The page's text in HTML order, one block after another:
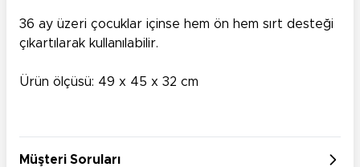
36 ay üzeri çocuklar içinse hem ön hem sırt desteği
çıkartılarak kullanılabilir.
Ürün ölçüsü: 49 x 45 x 32 cm
Müşteri Soruları